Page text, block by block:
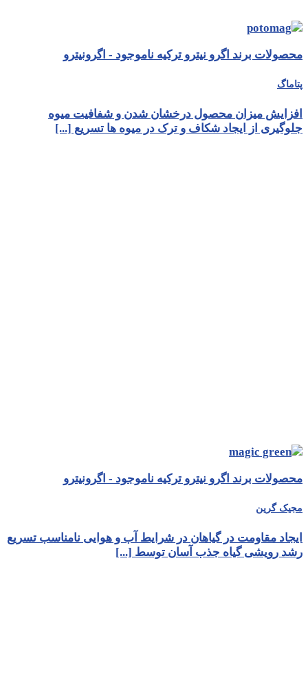
محصولات برند اگرو نیترو ترکیه ناموجود - اگرونیترو
پتاماگ
افزایش میزان محصول درخشان شدن و شفافیت میوه
جلوگیری از ایجاد شکاف و ترک در میوه ها تسریع [...]
محصولات برند اگرو نیترو ترکیه ناموجود - اگرونیترو
مجیک گرین
ایجاد مقاومت در گیاهان در شرایط آب و هوایی نامناسب تسریع
رشد رویشی گیاه جذب آسان توسط [...]